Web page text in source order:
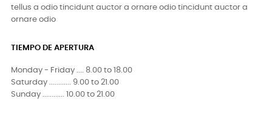
tellus a odio tincidunt auctor a ornare odio tincidunt auctor a
ornare odio
TIEMPO DE APERTURA
Monday - Friday .... 8.00 to 18.00
Saturday ............ 9.00 to 21.00
Sunday ............ 10.00 to 21.00